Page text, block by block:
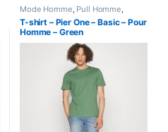
Mode Homme, Pull Homme,
Vetements Homme
T-shirt – Pier One – Basic – Pour
Homme – Green